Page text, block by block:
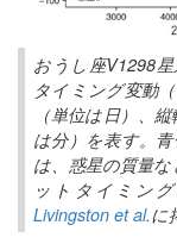
おうし座V1298
タイミング変動
（単位は日）、
は分）を表す。
は、惑星の質量
ットタイミン
Livingston et al.に